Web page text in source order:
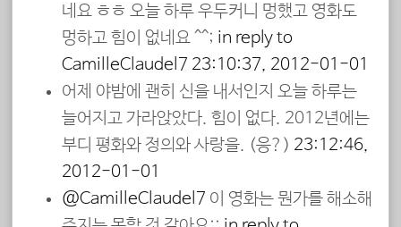
네요 ㅎㅎ 오늘 하루 우두커니 멍했고 영화도
멍하고 힘이 없네요 ^^; in reply to
CamilleClaudel7 23:10:37, 2012-01-01
어제 야밤에 괜히 신을 내서인지 오늘 하루는
늘어지고 가라앉았다. 힘이 없다. 2012년에는
부디 평화와 정의와 사랑을. (응?) 23:12:46,
2012-01-01
@CamilleClaudel7 이 영화는 뭔가를 해소해